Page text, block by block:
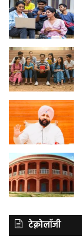
टेक्नोलॉजी